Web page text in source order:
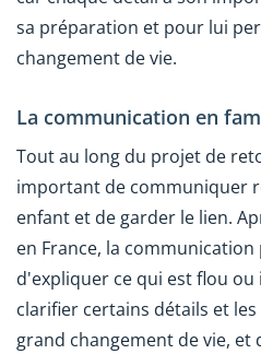
sa préparation et pour lui
changement de vie.
La communication en
Tout au long du projet de
important de communiquer
enfant et de garder le lien.
en France, la
d'expliquer ce qui est flou
clarifier certains détails et
grand changement de vie, et